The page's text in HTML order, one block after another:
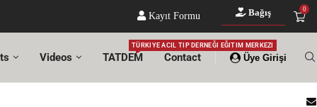
Kayıt Formu Bağış 0
Videos TATDEM
TÜRKIYE ACIL TIP DERNEĞI EĞITIM MERKEZI
Contact Üye Girişi